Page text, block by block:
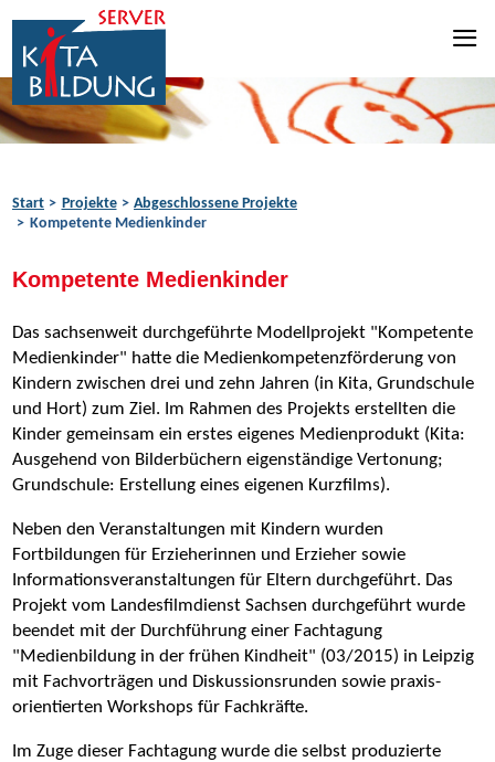
Zum Inhalt springen
Zur Navigation springen
Zum Fußbereich springen
Start Projekte
Abgeschlossene Projekte
Kompetente Medienkinder
Kompetente Medienkinder
Das sachsenweit durchgeführte Modellprojekt "Kompetente
Medienkinder" hatte die Medienkompetenzförderung von
Kindern zwischen drei und zehn Jahren (in Kita, Grund­schule
und Hort) zum Ziel. Im Rahmen des Projekts erstellten die
Kinder gemeinsam ein erstes eigenes Medienprodukt (Kita:
Ausgehend von Bilderbüchern eigenständige Vertonung;
Grundschule: Erstellung eines eigenen Kurzfilms).
Neben den Veranstaltungen mit Kindern wurden
Fortbildungen für Erzieherinnen und Erzieher sowie
Informationsveranstaltungen für Eltern durchgeführt. Das
Projekt vom Landesfilmdienst Sachsen durchgeführt wurde
beendet mit der Durchführung einer Fachtagung
"Medienbildung in der frühen Kindheit" (03/2015) in Leipzig
mit Fachvorträgen und Diskussionsrunden sowie praxis­
orientierten Workshops für Fachkräfte.
Im Zuge dieser Fachtagung wurde die selbst produzierte